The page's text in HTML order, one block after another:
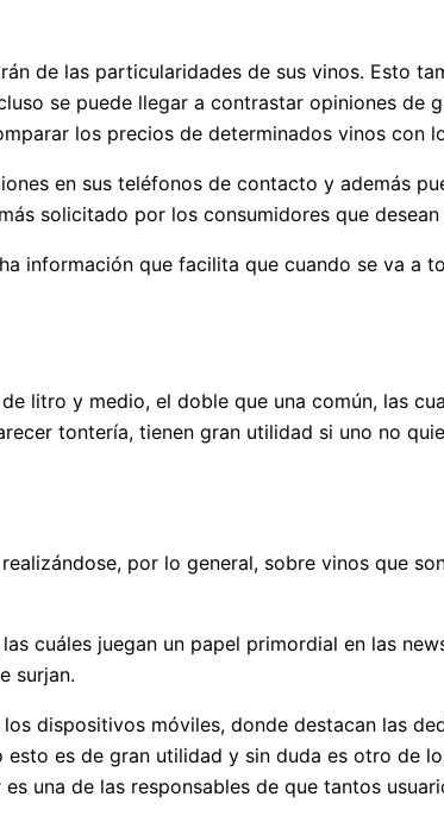
de las particularidades de sus vinos. Esto
se puede llegar a contrastar opiniones de
los precios de determinados vinos con
en sus teléfonos de contacto y además
solicitado por los consumidores que
información que facilita que cuando se va a
litro y medio, el doble que una común, las
tontería, tienen gran utilidad si uno no
por lo general, sobre vinos que
cuáles juegan un papel primordial en las
surjan.
dispositivos móviles, donde destacan las
es de gran utilidad y sin duda es otro de
una de las responsables de que tantos